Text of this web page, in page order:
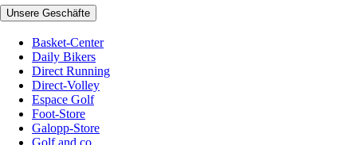
Unsere Geschäfte
Basket-Center
Daily Bikers
Direct Running
Direct-Volley
Espace Golf
Foot-Store
Galopp-Store